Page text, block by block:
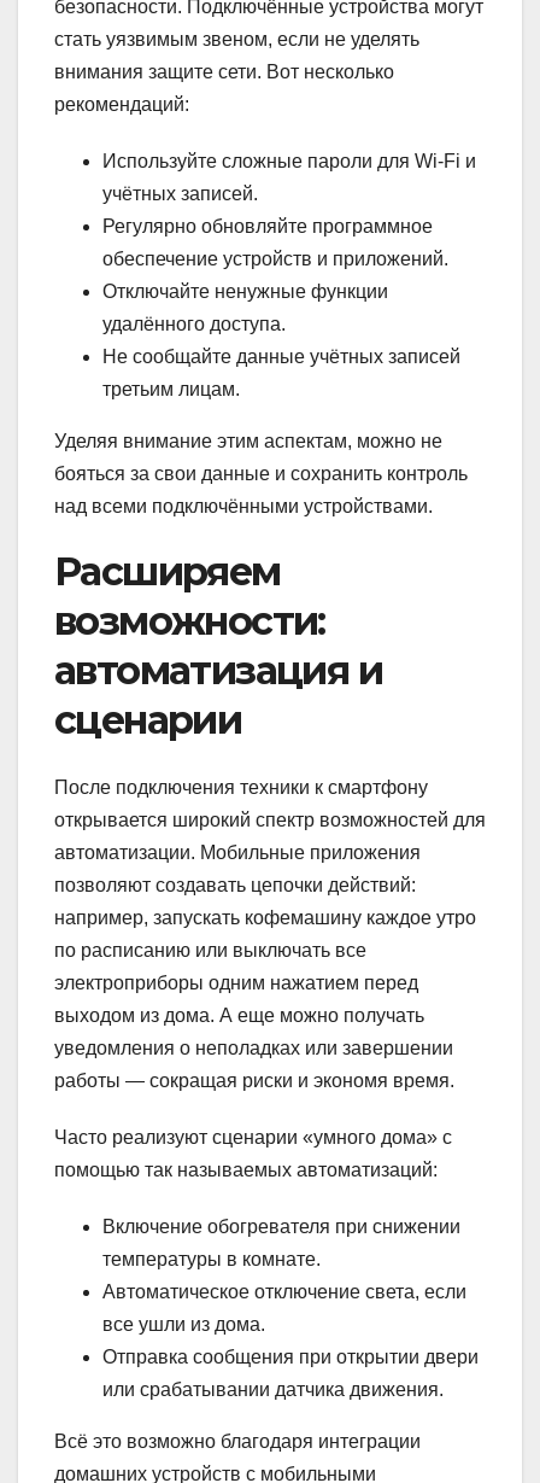
безопасности. Подключённые устройства могут
стать уязвимым звеном, если не уделять
внимания защите сети. Вот несколько
рекомендаций:
Используйте сложные пароли для Wi-Fi и
учётных записей.
Регулярно обновляйте программное
обеспечение устройств и приложений.
Отключайте ненужные функции
удалённого доступа.
Не сообщайте данные учётных записей
третьим лицам.
Уделяя внимание этим аспектам, можно не
бояться за свои данные и сохранить контроль
над всеми подключёнными устройствами.
Расширяем
возможности:
автоматизация и
сценарии
После подключения техники к смартфону
открывается широкий спектр возможностей для
автоматизации. Мобильные приложения
позволяют создавать цепочки действий:
например, запускать кофемашину каждое утро
по расписанию или выключать все
электроприборы одним нажатием перед
выходом из дома. А еще можно получать
уведомления о неполадках или завершении
работы — сокращая риски и экономя время.
Часто реализуют сценарии «умного дома» с
помощью так называемых автоматизаций:
Включение обогревателя при снижении
температуры в комнате.
Автоматическое отключение света, если
все ушли из дома.
Отправка сообщения при открытии двери
или срабатывании датчика движения.
Всё это возможно благодаря интеграции
домашних устройств с мобильными